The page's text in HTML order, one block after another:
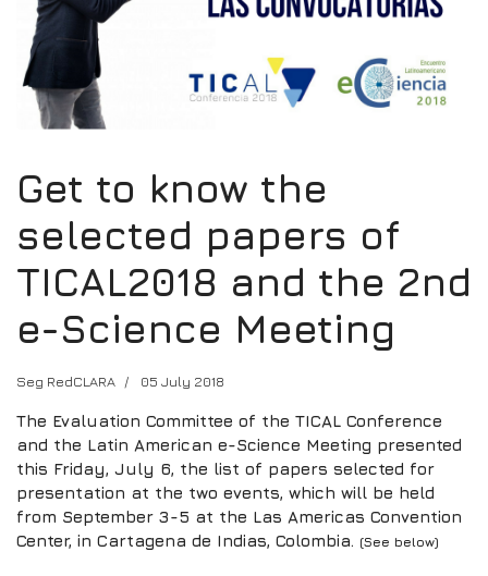
Get to know the
selected papers of
TICAL2018 and the 2nd
e-Science Meeting
Seg RedCLARA 05 July 2018
The Evaluation Committee of the TICAL Conference
and the Latin American e-Science Meeting presented
this Friday, July 6, the list of papers selected for
presentation at the two events, which will be held
from September 3-5 at the Las Americas Convention
Center, in Cartagena de Indias, Colombia. (See below)